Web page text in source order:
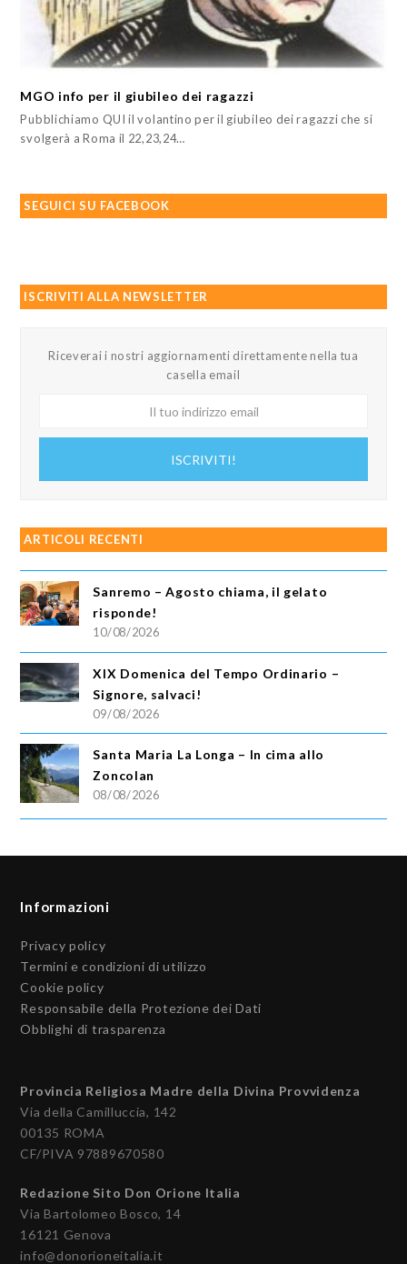
MGO info per il giubileo dei ragazzi
Pubblichiamo QUI il volantino per il giubileo dei ragazzi che si
svolgerà a Roma il 22,23,24…
SEGUICI SU FACEBOOK
ISCRIVITI ALLA NEWSLETTER
Riceverai i nostri aggiornamenti direttamente nella tua
casella email
ISCRIVITI!
ARTICOLI RECENTI
Sanremo – Agosto chiama, il gelato
risponde!
10/08/2026
XIX Domenica del Tempo Ordinario –
Signore, salvaci!
09/08/2026
Santa Maria La Longa – In cima allo
Zoncolan
08/08/2026
Informazioni
Privacy policy
Termini e condizioni di utilizzo
Cookie policy
Responsabile della Protezione dei Dati
Obblighi di trasparenza
Provincia Religiosa Madre della Divina Provvidenza
Via della Camilluccia, 142
00135 ROMA
CF/PIVA 97889670580
Redazione Sito Don Orione Italia
Via Bartolomeo Bosco, 14
16121 Genova
info@donorioneitalia.it